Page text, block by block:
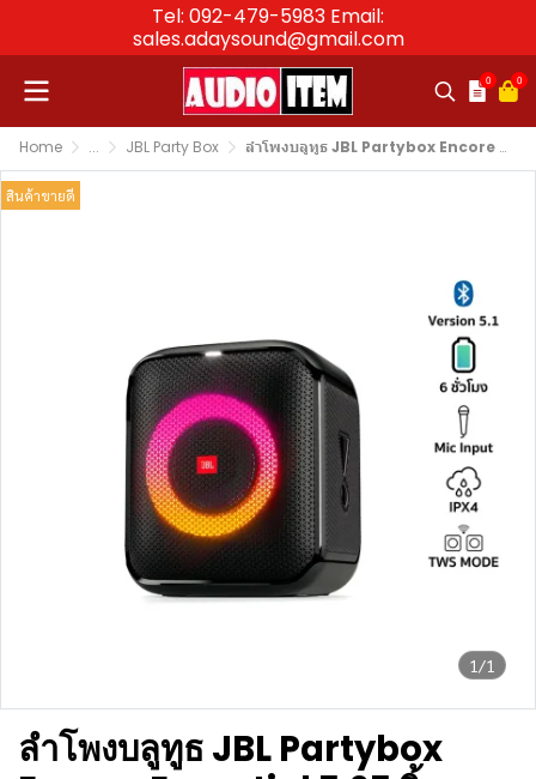
Tel: 092-479-5983 Email:
sales.adaysound@gmail.com
0 0
Home ... JBL Party Box ลำโพงบลูทูธ JBL Partybox Encore Essential 5.25 นิ้ว Tweeter 2×1.75 นิ้ว 100 วัตต์ แบต 6 ชม.
1/1
สินค้าขายดี
ลำโพงบลูทูธ JBL Partybox